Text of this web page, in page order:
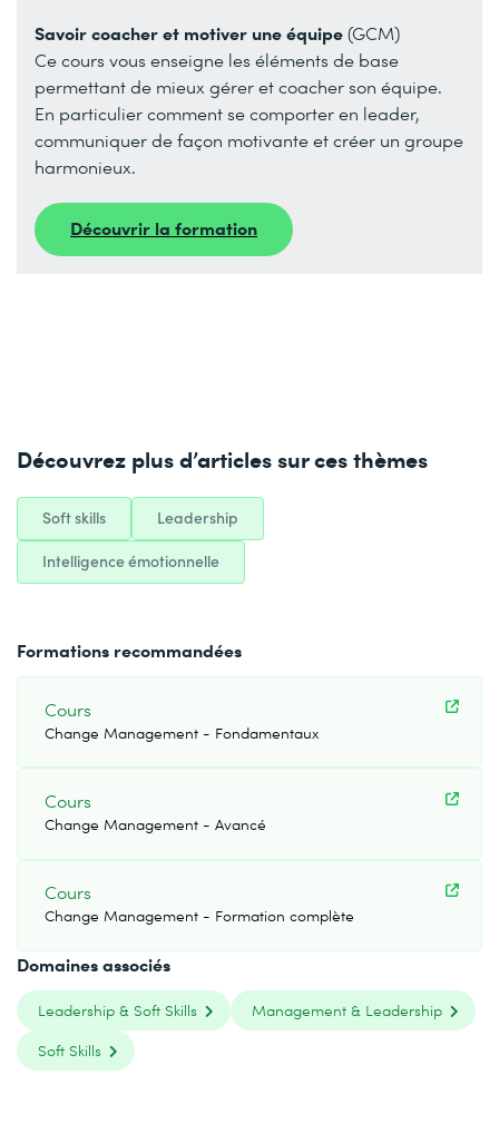
Savoir coacher et motiver une équipe(GCM)
Ce cours vous enseigne les éléments de base
permettant de mieux gérer et coacher son équipe.
En particulier comment se comporter en leader,
communiquer de façon motivante et créer un groupe
harmonieux.
Découvrir la formation
Découvrez plus d’articles sur ces thèmes
Soft skills Leadership
Intelligence émotionnelle
Formations recommandées
Cours
Change Management - Fondamentaux
Cours
Change Management - Avancé
Cours
Change Management - Formation complète
Domaines associés
Leadership & Soft Skills
Management & Leadership
Soft Skills